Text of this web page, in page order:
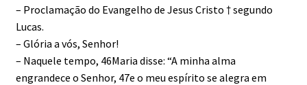
– Proclamação do Evangelho de Jesus Cristo † segundo
Lucas.
– Glória a vós, Senhor!
– Naquele tempo, 46Maria disse: “A minha alma
engrandece o Senhor, 47e o meu espírito se alegra em